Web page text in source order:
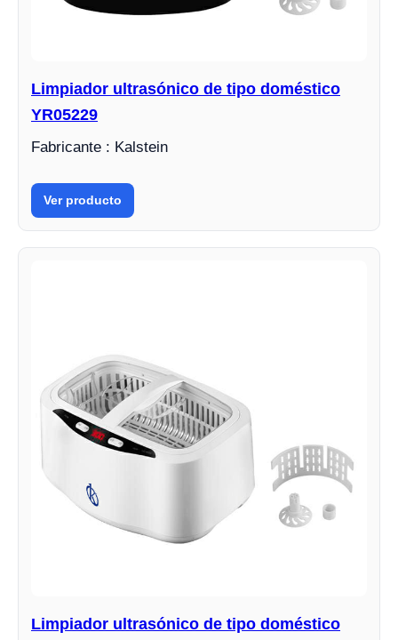
Limpiador ultrasónico de tipo doméstico
YR05229
Fabricante : Kalstein
Ver producto
Limpiador ultrasónico de tipo doméstico